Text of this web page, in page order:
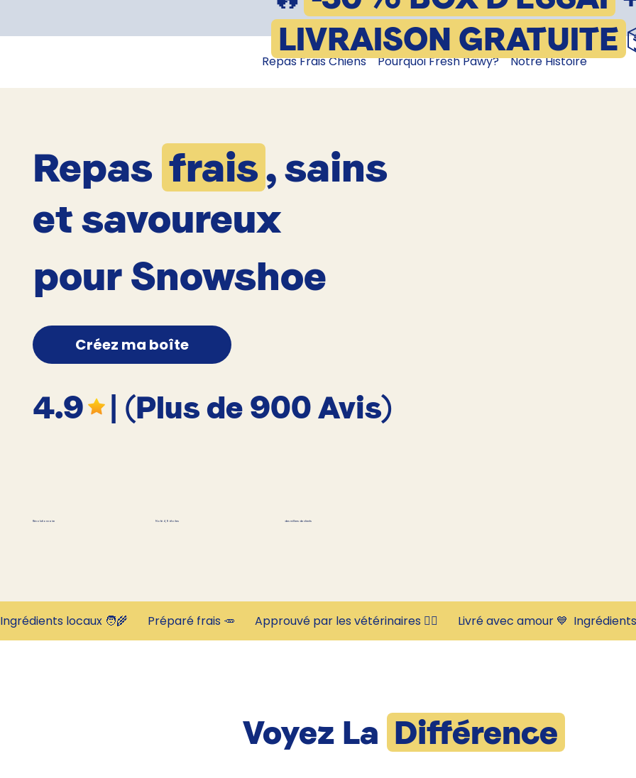
Repas Frais Chiens Pourquoi Fresh Pawy? Notre Histoire
LIVRAISON GRATUITE
Repas frais, sains
et savoureux
pour Snowshoe
Créez ma boîte
4.9 | (Plus de 900 Avis)
Révolutionnaire Noté 4,9 étoiles des milliers de clients
Ingrédients locaux 🧑‍🌾       Préparé frais 🥕       Approuvé par les vétérinaires 👩‍⚕️       Livré avec amour 💙
Voyez La Différence